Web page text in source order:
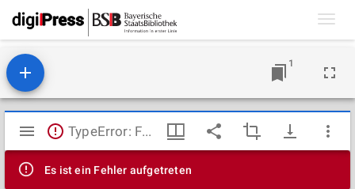
1
Mirador
Viewer
TypeError: Failed to fetch
Es ist ein Fehler aufgetreten